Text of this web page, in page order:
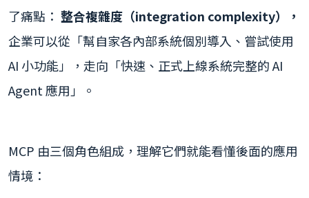
了痛點： 整合複雜度（integration complexity），
企業可以從「幫自家各內部系統個別導入、嘗試使用
AI 小功能」，走向「快速、正式上線系統完整的 AI
Agent 應用」。
MCP 由三個角色組成，理解它們就能看懂後面的應用
情境：